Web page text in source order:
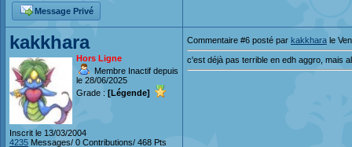
Message Privé
kakkhara
Hors Ligne
Membre Inactif depuis
le 28/06/2025
Grade : [Légende]
Inscrit le 13/03/2004
4235 Messages/ 0 Contributions/ 468 Pts
Commentaire #6 posté par kakkhara le
c'est déjà pas terrible en edh aggro, mais